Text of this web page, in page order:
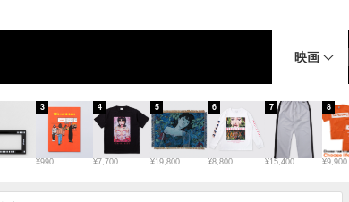
映画
¥990
3
¥7,700
4
¥19,800
5
¥8,800
6
¥15,400
7
¥9,900
8